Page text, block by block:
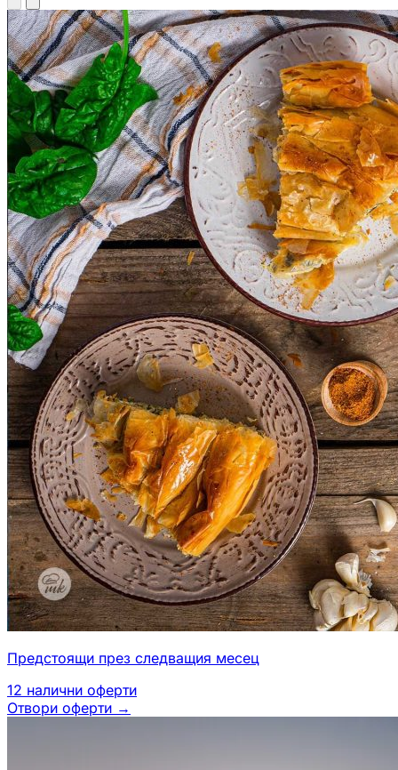
Предстоящи през следващия месец
12 налични оферти
Отвори оферти →